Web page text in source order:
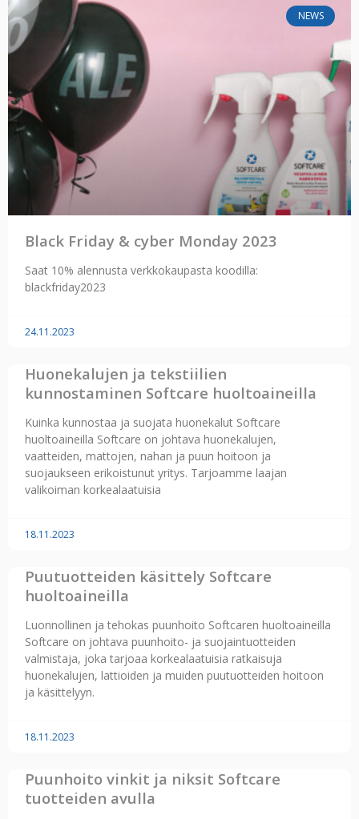
NEWS
Black Friday & cyber Monday 2023
Saat 10% alennusta verkkokaupasta koodilla:
blackfriday2023
24.11.2023
Huonekalujen ja tekstiilien
kunnostaminen Softcare huoltoaineilla
Kuinka kunnostaa ja suojata huonekalut Softcare
huoltoaineilla Softcare on johtava huonekalujen,
vaatteiden, mattojen, nahan ja puun hoitoon ja
suojaukseen erikoistunut yritys. Tarjoamme laajan
valikoiman korkealaatuisia
18.11.2023
Puutuotteiden käsittely Softcare
huoltoaineilla
Luonnollinen ja tehokas puunhoito Softcaren huoltoaineilla
Softcare on johtava puunhoito- ja suojaintuotteiden
valmistaja, joka tarjoaa korkealaatuisia ratkaisuja
huonekalujen, lattioiden ja muiden puutuotteiden hoitoon
ja käsittelyyn.
18.11.2023
Puunhoito vinkit ja niksit Softcare
tuotteiden avulla